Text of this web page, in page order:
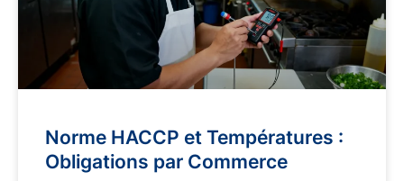
Norme HACCP et Températures :
Obligations par Commerce